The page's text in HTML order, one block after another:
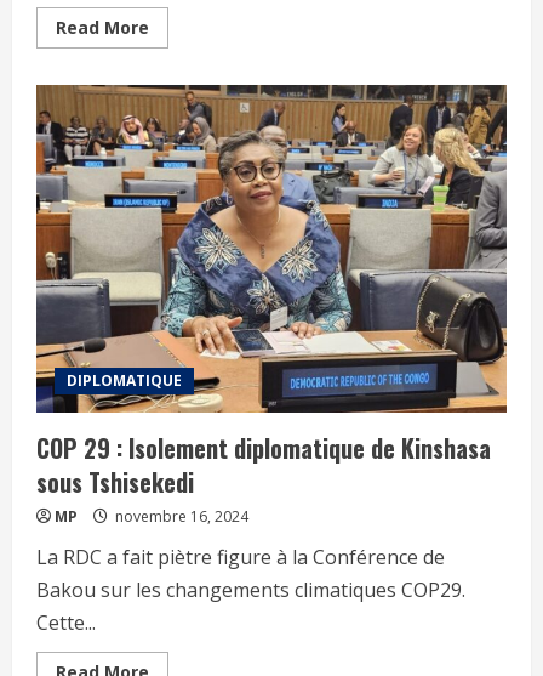
Read More
DIPLOMATIQUE
COP 29 : Isolement diplomatique de Kinshasa
sous Tshisekedi
MP novembre 16, 2024
La RDC a fait piètre figure à la Conférence de
Bakou sur les changements climatiques COP29.
Cette...